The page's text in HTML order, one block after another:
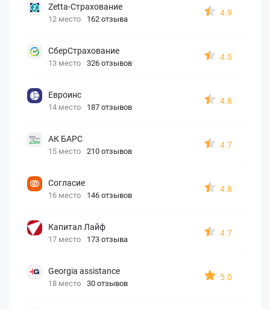
Zetta-Страхование
12 место 162 отзыва
4.9
СберСтрахование
13 место 326 отзывов
4.5
Евроинс
14 место 187 отзывов
4.8
АК БАРС
15 место 210 отзывов
4.7
Согласие
16 место 146 отзывов
4.8
Капитал Лайф
17 место 173 отзыва
4.7
Georgia assistance
18 место 30 отзывов
5.0